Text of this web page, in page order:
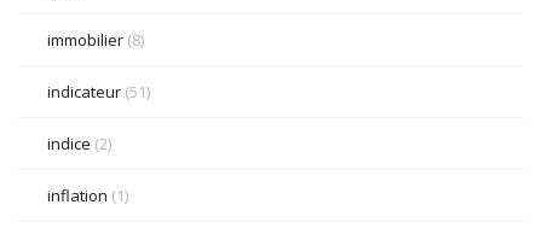
immobilier (8)
indicateur (51)
indice (2)
inflation (1)